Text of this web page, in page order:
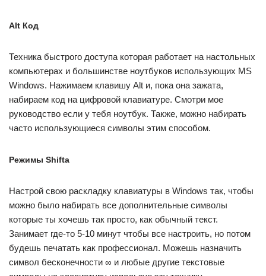
Alt Код
Техника быстрого доступа которая работает на настольных
компьютерах и большинстве ноутбуков использующих MS
Windows. Нажимаем клавишу Alt и, пока она зажата,
набираем код на цифровой клавиатуре. Смотри мое
руководство если у тебя ноутбук. Также, можно набирать
часто использующиеся символы этим способом.
Режимы Shiftа
Настрой свою раскладку клавиатуры в Windows так, чтобы
можно было набирать все дополнительные символы
которые ты хочешь так просто, как обычный текст.
Занимает где-то 5-10 минут чтобы все настроить, но потом
будешь печатать как профессионал. Можешь назначить
символ бесконечности ∞ и любые другие текстовые